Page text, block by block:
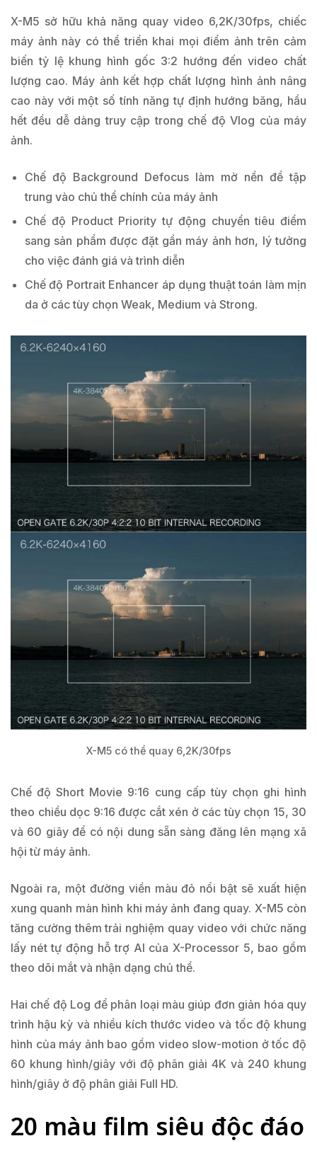
X-M5 sở hữu khả năng quay video 6,2K/30fps, chiếc
máy ảnh này có thể triển khai mọi điểm ảnh trên cảm
biến tỷ lệ khung hình gốc 3:2 hướng đến video chất
lượng cao. Máy ảnh kết hợp chất lượng hình ảnh nâng
cao này với một số tính năng tự định hướng băng, hầu
hết đều dễ dàng truy cập trong chế độ Vlog của máy
ảnh.
Chế độ Background Defocus làm mờ nền để tập
trung vào chủ thể chính của máy ảnh
Chế độ Product Priority tự động chuyển tiêu điểm
sang sản phẩm được đặt gần máy ảnh hơn, lý tưởng
cho việc đánh giá và trình diễn
Chế độ Portrait Enhancer áp dụng thuật toán làm mịn
da ở các tùy chọn Weak, Medium và Strong.
X-M5 có thể quay 6,2K/30fps
Chế độ Short Movie 9:16 cung cấp tùy chọn ghi hình
theo chiều dọc 9:16 được cắt xén ở các tùy chọn 15, 30
và 60 giây để có nội dung sẵn sàng đăng lên mạng xã
hội từ máy ảnh.
Ngoài ra, một đường viền màu đỏ nổi bật sẽ xuất hiện
xung quanh màn hình khi máy ảnh đang quay. X-M5 còn
tăng cường thêm trải nghiệm quay video với chức năng
lấy nét tự động hỗ trợ AI của X-Processor 5, bao gồm
theo dõi mắt và nhận dạng chủ thể.
Hai chế độ Log để phân loại màu giúp đơn giản hóa quy
trình hậu kỳ và nhiều kích thước video và tốc độ khung
hình của máy ảnh bao gồm video slow-motion ở tốc độ
60 khung hình/giây với độ phân giải 4K và 240 khung
hình/giây ở độ phân giải Full HD.
20 màu film siêu độc đáo